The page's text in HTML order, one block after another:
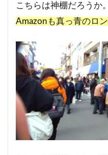
こちらは神棚だろうか
Amazonも真っ青のロ